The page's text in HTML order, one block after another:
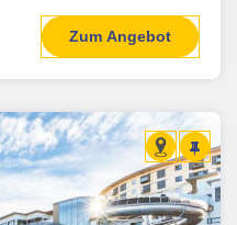
Zum Angebot